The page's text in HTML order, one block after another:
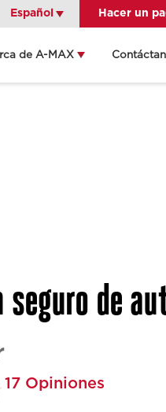
Español
Español Hacer un
de A-MAX
de
17 Opiniones